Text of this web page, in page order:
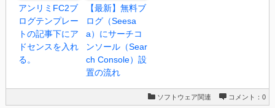
アンリミFC2ブ
ログテンプレー
トの記事下にア
ドセンスを入れ
る。
【最新】無料ブ
ログ（Seesa
a）にサーチコ
ンソール（Sear
ch Console）設
置の流れ
ソフトウェア関連 コメント：0